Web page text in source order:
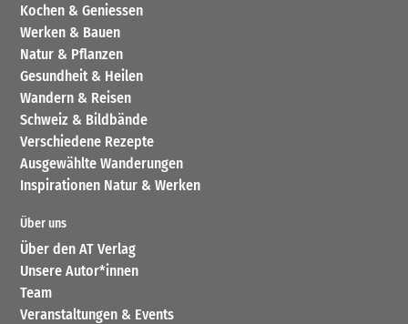
Kochen & Geniessen
Werken & Bauen
Natur & Pflanzen
Gesundheit & Heilen
Wandern & Reisen
Schweiz & Bildbände
Verschiedene Rezepte
Ausgewählte Wanderungen
Inspirationen Natur & Werken
Über uns
Über den AT Verlag
Unsere Autor*innen
Team
Veranstaltungen & Events